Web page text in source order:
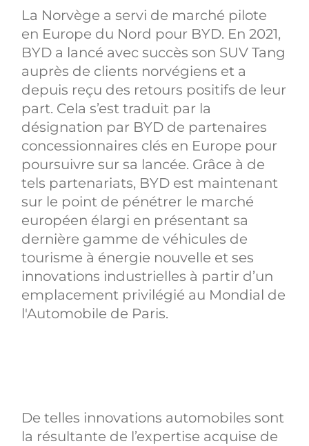
La Norvège a servi de marché pilote
en Europe du Nord pour BYD. En 2021,
BYD a lancé avec succès son SUV Tang
auprès de clients norvégiens et a
depuis reçu des retours positifs de leur
part. Cela s’est traduit par la
désignation par BYD de partenaires
concessionnaires clés en Europe pour
poursuivre sur sa lancée. Grâce à de
tels partenariats, BYD est maintenant
sur le point de pénétrer le marché
européen élargi en présentant sa
dernière gamme de véhicules de
tourisme à énergie nouvelle et ses
innovations industrielles à partir d’un
emplacement privilégié au Mondial de
l'Automobile de Paris.
De telles innovations automobiles sont
la résultante de l’expertise acquise de